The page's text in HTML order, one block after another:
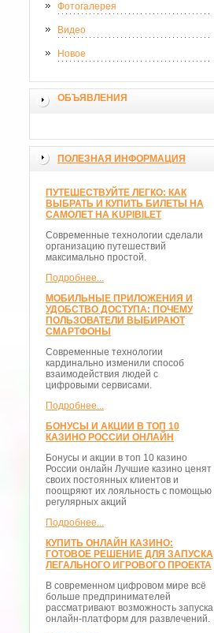
Фотогалерея
Видео
Новое
ОБЪЯВЛЕНИЯ
ПОЛЕЗНАЯ ИНФОРМАЦИЯ
ПУТЕШЕСТВУЙТЕ ЛЕГКО: КАК
ВЫБРАТЬ И КУПИТЬ БИЛЕТЫ НА
САМОЛЕТ НА KUPIBILET
Современные технологии сделали
организацию путешествий
максимально простой.
Подробнее...
МОБИЛЬНЫЕ ПРИЛОЖЕНИЯ И
УДОБСТВО ДОСТУПА: ПОЧЕМУ
ПОЛЬЗОВАТЕЛИ ВЫБИРАЮТ
СМАРТФОНЫ
Современные технологии
кардинально изменили способ
взаимодействия людей с
цифровыми сервисами.
Подробнее...
БОНУСЫ И АКЦИИ В ТОП 10
КАЗИНО РОССИИ ОНЛАЙН
Бонусы и акции в топ 10 казино
России онлайн Лучшие казино ценят
своих постоянных клиентов и
поощряют их лояльность с помощью
регулярных акций
Подробнее...
КУПИТЬ ОНЛАЙН КАЗИНО:
ГОТОВОЕ РЕШЕНИЕ ДЛЯ ЗАПУСКА
ЛЕГАЛЬНОГО ИГРОВОГО ПРОЕКТА
В современном цифровом мире всё
больше предпринимателей
рассматривают возможность запуска
онлайн-платформ для развлечений.